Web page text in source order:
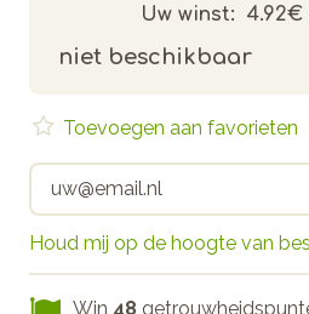
Uw winst: 4.92€
niet beschikbaar
Houd mij op de hoogte van
Toevoegen aan favorieten
Win 48